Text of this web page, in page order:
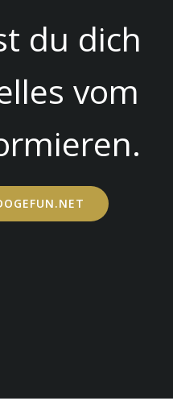
du dich
vom